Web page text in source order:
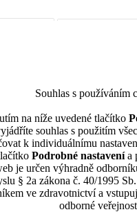
BAZAR DENTAL
search
na nové pozice
Souhlas s používáním
na níže uvedené tlačítko
souhlas s použitím
k individuálnímu
Podrobné nastavenía
je určen výhradně
§ 2a zákona č. 40/1995
ve zdravotnictví a
odborné